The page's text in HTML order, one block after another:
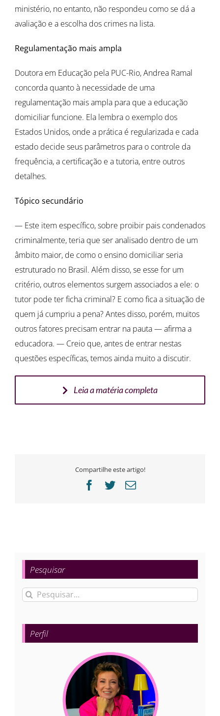
ministério, no entanto, não respondeu como se dá a
avaliação e a escolha dos crimes na lista.
Regulamentação mais ampla
Doutora em Educação pela PUC-Rio, Andrea Ramal
concorda quanto à necessidade de uma
regulamentação mais ampla para que a educação
domiciliar funcione. Ela lembra o exemplo dos
Estados Unidos, onde a prática é regularizada e cada
estado decide seus parâmetros para o controle da
frequência, a certificação e a tutoria, entre outros
detalhes.
Tópico secundário
— Este item específico, sobre proibir pais condenados
criminalmente, teria que ser analisado dentro de um
âmbito maior, de como o ensino domiciliar seria
estruturado no Brasil. Além disso, se esse for um
critério, outros elementos surgem associados a ele: o
tutor pode ter ficha criminal? E como fica a situação de
quem já cumpriu a pena? Antes disso, porém, muitos
outros fatores precisam entrar na pauta — afirma a
educadora. — Creio que, antes de entrar nestas
questões específicas, temos ainda muito a discutir.
Leia a matéria completa
Compartilhe este artigo!
Facebook
Twitter
E-
Pesquisar
Buscar
para:
Perfil